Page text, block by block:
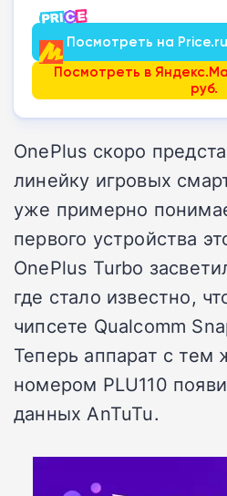
Посмотреть на
Посмотреть в
руб.
OnePlus скоро
линейку игровых
уже примерно
первого устройства
OnePlus Turbo
где стало известно,
чипсете Qualcomm
Теперь аппарат с
номером PLU110
данных AnTuTu.